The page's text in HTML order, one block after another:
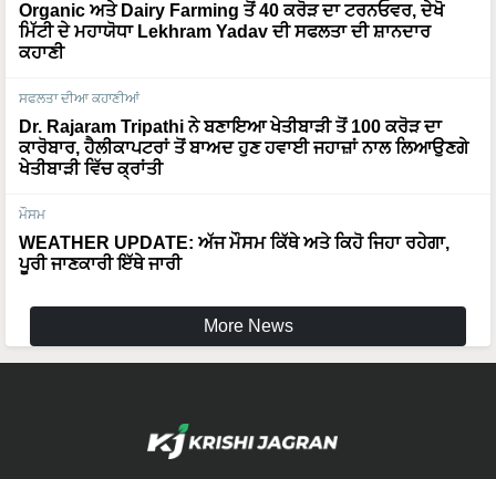
Organic ਅਤੇ Dairy Farming ਤੋਂ 40 ਕਰੋੜ ਦਾ ਟਰਨਓਵਰ, ਦੇਖੋ
ਮਿੱਟੀ ਦੇ ਮਹਾਯੋਧਾ Lekhram Yadav ਦੀ ਸਫਲਤਾ ਦੀ ਸ਼ਾਨਦਾਰ
ਕਹਾਣੀ
ਸਫਲਤਾ ਦੀਆ ਕਹਾਣੀਆਂ
Dr. Rajaram Tripathi ਨੇ ਬਣਾਇਆ ਖੇਤੀਬਾੜੀ ਤੋਂ 100 ਕਰੋੜ ਦਾ
ਕਾਰੋਬਾਰ, ਹੈਲੀਕਾਪਟਰਾਂ ਤੋਂ ਬਾਅਦ ਹੁਣ ਹਵਾਈ ਜਹਾਜ਼ਾਂ ਨਾਲ ਲਿਆਉਣਗੇ
ਖੇਤੀਬਾੜੀ ਵਿੱਚ ਕ੍ਰਾਂਤੀ
ਮੌਸਮ
WEATHER UPDATE: ਅੱਜ ਮੌਸਮ ਕਿੱਥੇ ਅਤੇ ਕਿਹੋ ਜਿਹਾ ਰਹੇਗਾ,
ਪੂਰੀ ਜਾਣਕਾਰੀ ਇੱਥੇ ਜਾਰੀ
More News